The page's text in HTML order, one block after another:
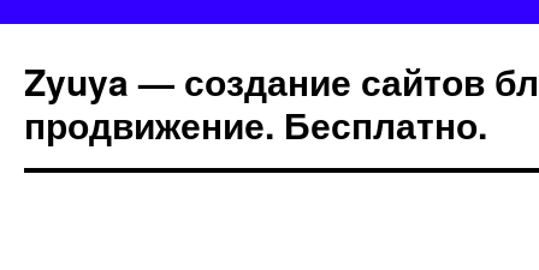
Zyuya — создание сайтов
продвижение. Бесплатно.